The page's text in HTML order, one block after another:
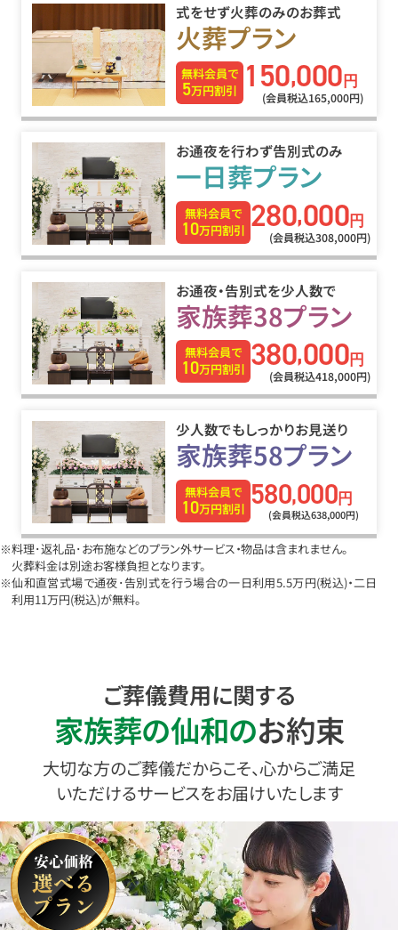
式をせず火葬のみのお葬式
火葬プラン
無料会員で
5万円割引 150,000 円
(会員税込165,000円)
お通夜を行わず告別式のみ
一日葬プラン
無料会員で
10万円割引 280,000円
(会員税込308,000円)
お通夜・告別式を少人数で
家族葬38プラン
無料会員で
10万円割引 380,000円
(会員税込418,000円)
少人数でもしっかりお見送り
家族葬58プラン
無料会員で
10万円割引 580,000円
(会員税込638,000円)
※料理･返礼品･お布施などのプラン外サービス・物品は含まれません。
火葬料金は別途お客様負担となります。
※仙和直営式場で通夜･告別式を行う場合の一日利用5.5万円(税込)・二日
利用11万円(税込)が無料。
ご葬儀費用に関する
家族葬の仙和のお約束
大切な方のご葬儀だからこそ、心からご満足
いただけるサービスをお届けいたします